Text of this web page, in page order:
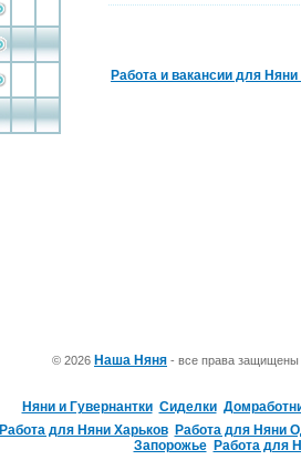
Работа и вакансии для
© 2026 Наша Няня - все права
Няни и Гувернантки Сиделки
Работа для Няни Харьков
Работа для Няни
Запорожье
Работа для